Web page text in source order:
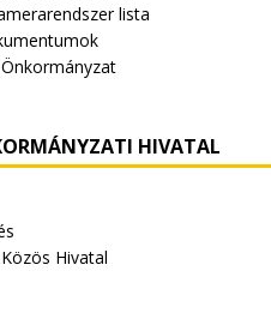
lista
HIVATAL
Hivatal